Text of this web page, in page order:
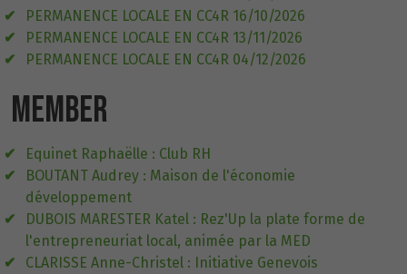
PERMANENCE LOCALE EN CC4R 16/10/2026
PERMANENCE LOCALE EN CC4R 13/11/2026
PERMANENCE LOCALE EN CC4R 04/12/2026
MEMBER
Equinet Raphaëlle : Club RH
BOUTANT Audrey : Maison de l'économie
développement
DUBOIS MARESTER Katel : Rez'Up la plate forme de
l'entrepreneuriat local, animée par la MED
CLARISSE Anne-Christel : Initiative Genevois